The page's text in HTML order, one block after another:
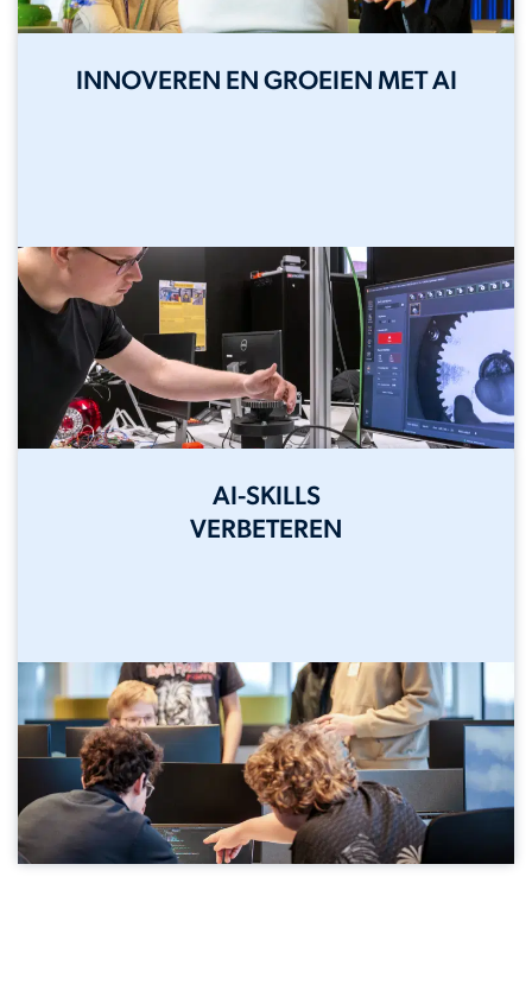
INNOVEREN EN GROEIEN MET AI
AI-SKILLS
VERBETEREN